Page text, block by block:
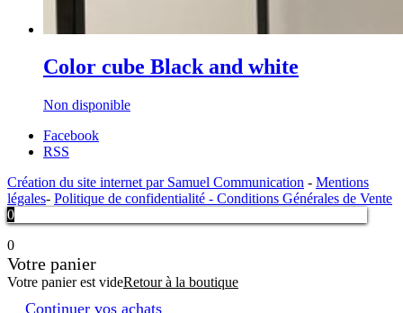
Color cube Black and white
Non disponible
Facebook
RSS
Création du site internet par Samuel Communication - Mentions
légales- Politique de confidentialité - Conditions Générales de Vente
0
0
Votre panier
Votre panier est videRetour à la boutique
Continuer vos achats